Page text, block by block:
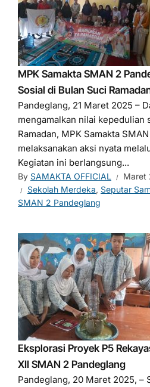
MPK Samakta SMAN 2
Sosial di Bulan Suci
Pandeglang, 21 Maret 2025 –
mengamalkan nilai kepedulian
Ramadan, MPK Samakta
melaksanakan aksi nyata
Kegiatan ini berlangsung...
By SAMAKTA OFFICIAL
Maret
Sekolah Merdeka, Seputar
SMAN 2 Pandeglang
Eksplorasi Proyek P5
XII SMAN 2 Pandeglang
Pandeglang, 20 Maret 2025, –